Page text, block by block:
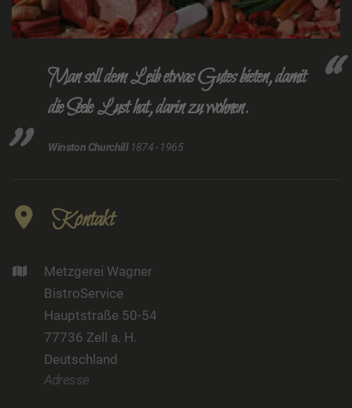
Man soll dem Leib etwas Gutes bieten, damit
die Seele Lust hat, darin zu wohnen.
Winston Churchill1874 - 1965
Kontakt
Metzgerei Wagner
BistroService
Hauptstraße 50-54
77736 Zell a. H.
Deutschland
Adresse